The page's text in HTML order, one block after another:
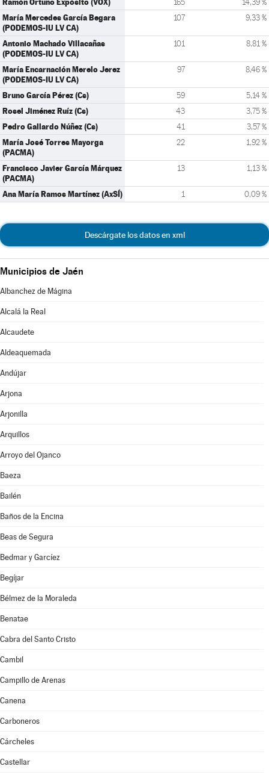
165 14,39 %
María Mercedes García Begara
(PODEMOS-IU LV CA)
107 9,33 %
Antonio Machado Villacañas
(PODEMOS-IU LV CA)
101 8,81 %
María Encarnación Merelo Jerez
(PODEMOS-IU LV CA)
97 8,46 %
Bruno García Pérez (Cs) 59 5,14 %
Rosel Jiménez Ruíz (Cs) 43 3,75 %
Pedro Gallardo Núñez (Cs) 41 3,57 %
María José Torres Mayorga
(PACMA)
22 1,92 %
Francisco Javier García Márquez
(PACMA)
13 1,13 %
Ana María Ramos Martínez (AxSÍ) 1 0,09 %
Descárgate los datos en xml
Municipios de Jaén
Albanchez de Mágina
Alcalá la Real
Alcaudete
Aldeaquemada
Andújar
Arjona
Arjonilla
Arquillos
Arroyo del Ojanco
Baeza
Bailén
Baños de la Encina
Beas de Segura
Bedmar y Garcíez
Begíjar
Bélmez de la Moraleda
Benatae
Cabra del Santo Cristo
Cambil
Campillo de Arenas
Canena
Carboneros
Cárcheles
Castellar